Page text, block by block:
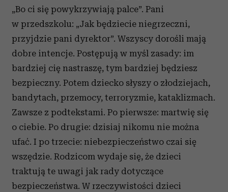
„Bo ci się powykrzywiają palce”. Pani
w przedszkolu: „Jak będziecie niegrzeczni,
przyjdzie pani dyrektor”. Wszyscy dorośli mają
dobre intencje. Postępują w myśl zasady: im
bardziej cię nastraszę, tym bardziej będziesz
bezpieczny. Potem dziecko słyszy o złodziejach,
bandytach, przemocy, terroryzmie, kataklizmach.
Zawsze z podtekstami. Po pierwsze: martwię się
o ciebie. Po drugie: dzisiaj nikomu nie można
ufać. I po trzecie: niebezpieczeństwo czai się
wszędzie. Rodzicom wydaje się, że dzieci
traktują te uwagi jak rady dotyczące
bezpieczeństwa. W rzeczywistości dzieci